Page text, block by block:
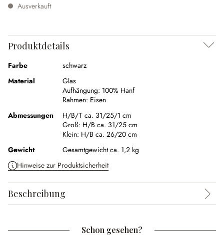
Ausverkauft
Produktdetails
Farbe
schwarz
Material
Glas
Aufhängung: 100% Hanf
Rahmen: Eisen
Abmessungen
H/B/T ca. 31/25/1 cm
Groß: H/B ca. 31/25 cm
Klein: H/B ca. 26/20 cm
Gewicht
Gesamtgewicht ca. 1,2 kg
Hinweise zur Produktsicherheit
Beschreibung
Schon gesehen?